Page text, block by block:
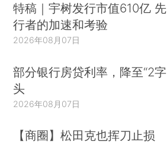
特稿｜宇树发行市值610亿 先
行者的加速和考验
2026年08月07日
部分银行房贷利率，降至“2字
头
2026年08月07日
【商圈】松田克也挥刀止损